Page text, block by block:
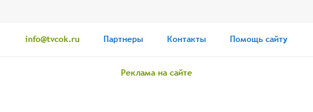
info@tvcok.ru Партнеры Контакты Помощь сайту
Реклама на сайте